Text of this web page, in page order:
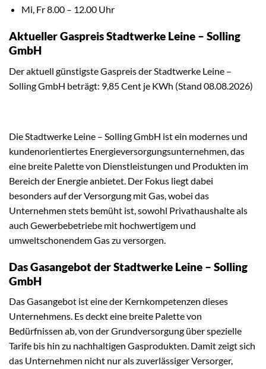
Mi, Fr 8.00 – 12.00 Uhr
Aktueller Gaspreis Stadtwerke Leine – Solling
GmbH
Der aktuell günstigste Gaspreis der Stadtwerke Leine –
Solling GmbH beträgt: 9,85 Cent je KWh (Stand 08.08.2026)
Die Stadtwerke Leine – Solling GmbH ist ein modernes und
kundenorientiertes Energieversorgungsunternehmen, das
eine breite Palette von Dienstleistungen und Produkten im
Bereich der Energie anbietet. Der Fokus liegt dabei
besonders auf der Versorgung mit Gas, wobei das
Unternehmen stets bemüht ist, sowohl Privathaushalte als
auch Gewerbebetriebe mit hochwertigem und
umweltschonendem Gas zu versorgen.
Das Gasangebot der Stadtwerke Leine – Solling
GmbH
Das Gasangebot ist eine der Kernkompetenzen dieses
Unternehmens. Es deckt eine breite Palette von
Bedürfnissen ab, von der Grundversorgung über spezielle
Tarife bis hin zu nachhaltigen Gasprodukten. Damit zeigt sich
das Unternehmen nicht nur als zuverlässiger Versorger,